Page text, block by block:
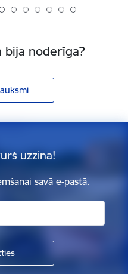
noderīga?
uzzina!
savā e-pastā.